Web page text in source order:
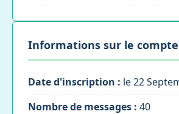
Informations sur le compte
Date d'inscription : le 22
Nombre de messages : 40